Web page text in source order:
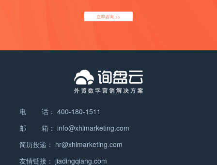
立即咨询 >>
电 话： 400-180-1511
邮 箱： info@xhlmarketing.com
简历投递： hr@xhlmarketing.com
友情链接： jiadingqiang.com